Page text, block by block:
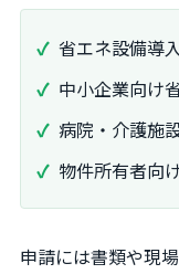
省エネ設備導
中小企業向け
病院・介護施
物件所有者向
申請には書類や現